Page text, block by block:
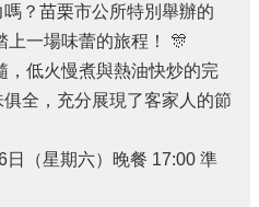
？苗栗市公所特別舉辦的
上一場味蕾的旅程！ 🎊
，低火慢煮與熱油快炒的完
全，充分展現了客家人的節
日（星期六）晚餐 17:00 準